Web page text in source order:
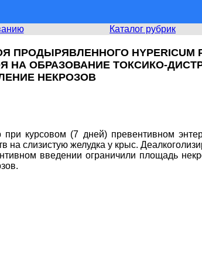
Каталог рубрик
HYPERICUM
НА ОБРАЗОВАНИЕ ТОКСИКО-
НЕКРОЗОВ
при курсовом (7 дней) превентивном
на слизистую желудка у крыс.
введении ограничили площадь